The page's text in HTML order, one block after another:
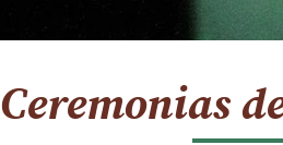
Ceremonias